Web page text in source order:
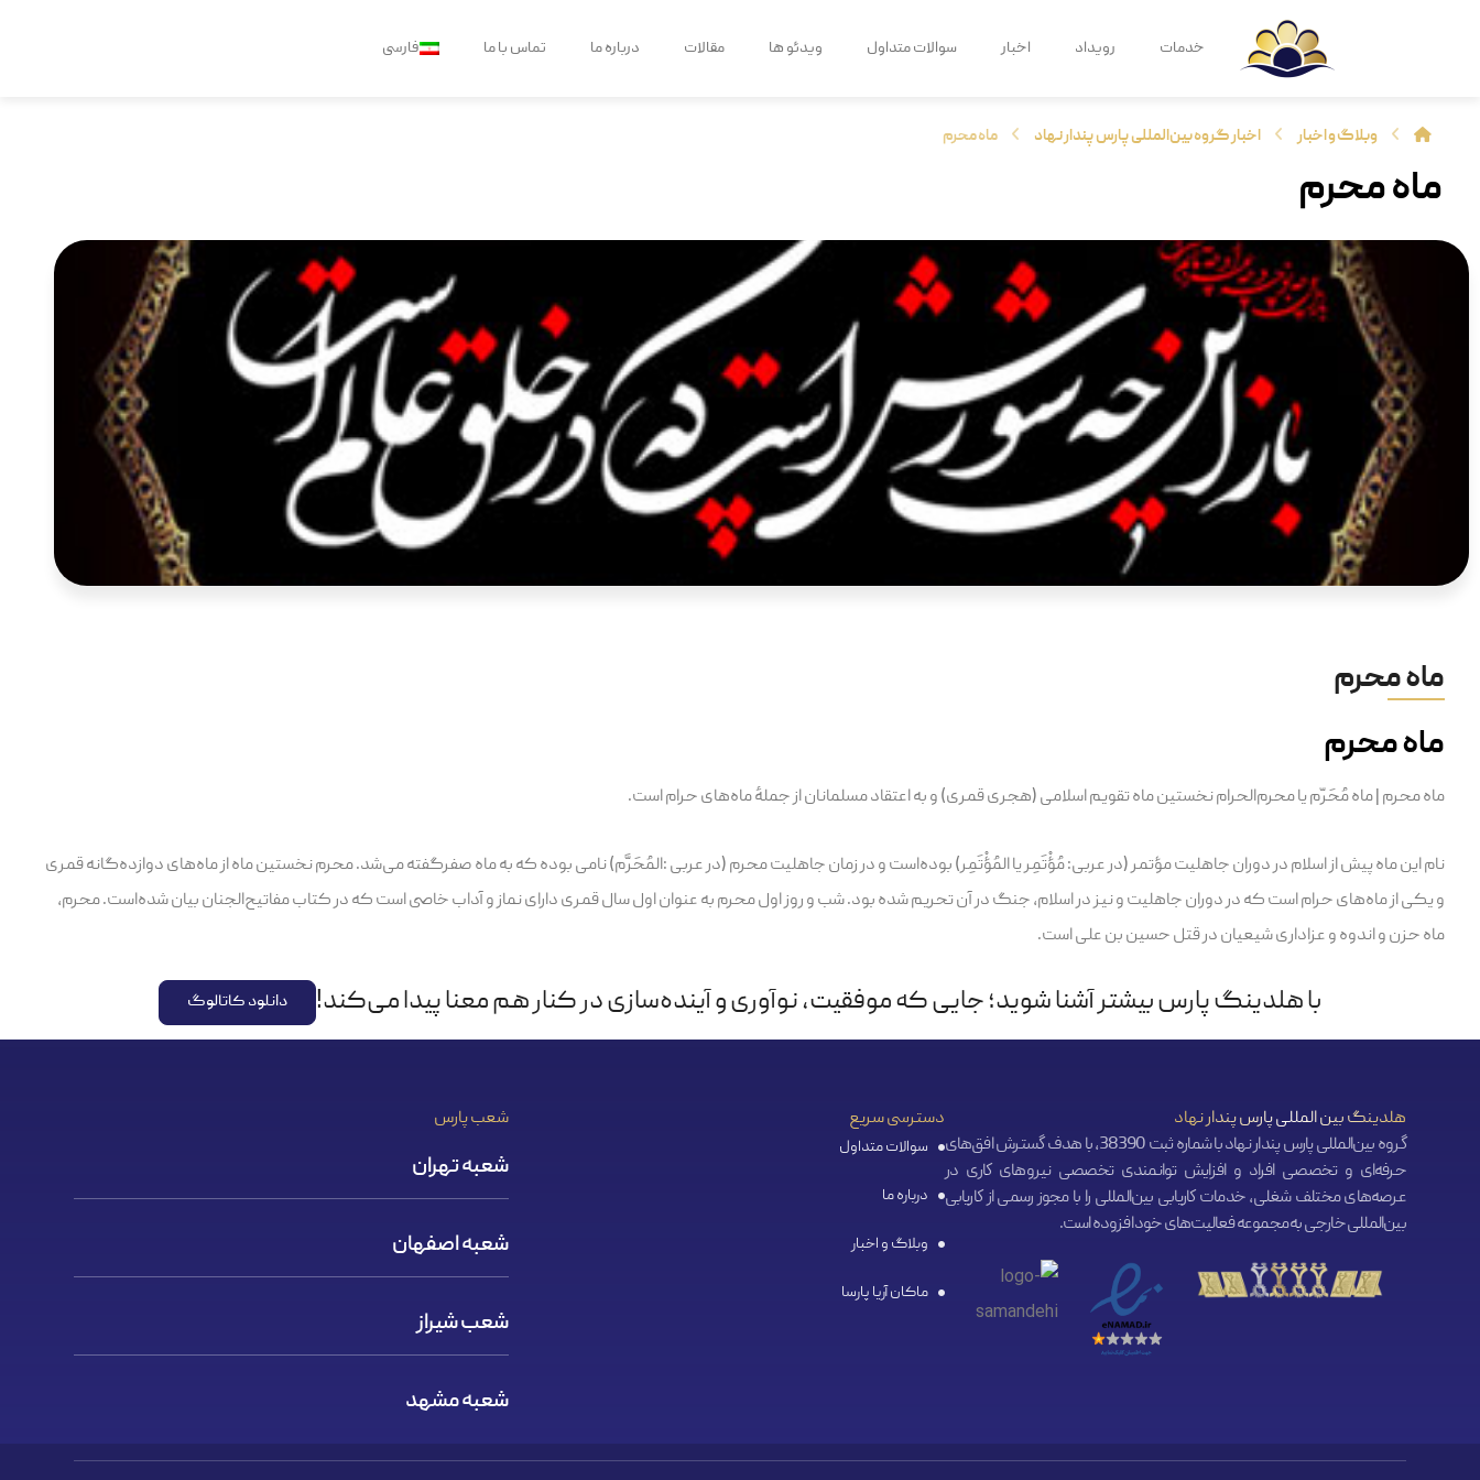
خدمات رویداد اخبار سوالات متداول ویدئو ها مقالات درباره ما تماس با ما فارسی
وبلاگ و اخبار اخبار گروه بین‌المللی پارس پندار نهاد ماه محرم
ماه محرم
ماه محرم
ماه محرم
ماه محرم | ماه مُحَرّم یا محرم‌الحرام نخستین ماه تقویم اسلامی (هجری قمری) و به اعتقاد مسلمانان از جملهٔ ماه‌های حرام است.
نام این ماه پیش از اسلام در دوران جاهلیت مؤتمر (در عربی: مُؤْتَمِر یا المُؤْتَمِر) بوده‌است و در زمان جاهلیت محرم (در عربی :المُحَرَّم) نامی بوده که به ماه صفرگفته می‌شد. محرم نخستین ماه از ماه‌های دوازده‌گانه قمری
و یکی از ماه‌های حرام است که در دوران جاهلیت و نیز در اسلام، جنگ در آن تحریم شده بود. شب و روز اول محرم به عنوان اول سال قمری دارای نماز و آداب خاصی است که در کتاب مفاتیح‌الجنان بیان شده‌است. محرم،
ماه حزن و اندوه و عزاداری شیعیان در قتل حسین بن علی است.
با هلدینگ پارس بیشتر آشنا شوید؛ جایی که موفقیت، نوآوری و آینده‌سازی در کنار هم معنا پیدا می‌کند! دانلود کاتالوگ
هلدینگ بین المللی پارس پندار نهاد
گروه بین‌المللی پارس پندار نهاد با شماره ثبت 38390، با هدف گسترش افق‌‌های
حرفه‌ای و تخصصی افراد و افزایش توانمندی تخصصی نیروهای کاری در
عرصه‌های مختلف شغلی، خدمات کاریابی بین‌المللی را با مجوز رسمی از کاریابی
بین‌المللی خارجی به مجموعه فعالیت‌های خود افزوده است.
دسترسی سریع
سوالات متداول
درباره ما
وبلاگ و اخبار
ماکان آریا پارسا
شعب پارس
شعبه تهران
شعبه اصفهان
شعب شیراز
شعبه مشهد